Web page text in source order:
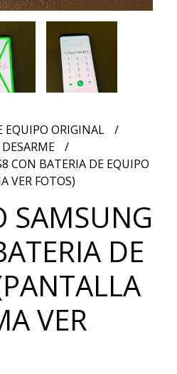
EQUIPO ORIGINAL
CON BATERIA DE EQUIPO
VER FOTOS)
SAMSUNG
DE
VER